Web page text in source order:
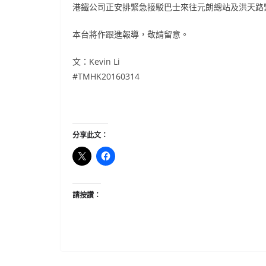
港鐵公司正安排緊急接駁巴士來往元朗總站及洪天路
本台將作跟進報導，敬請留意。
文：Kevin Li
#TMHK20160314
分享此文：
請按讚：